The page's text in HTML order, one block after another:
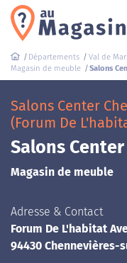
Départements Val de
Magasin de meuble
Salons
Salons Center
(Forum De
Salons Center
Magasin de meuble
Adresse & Contact
Forum De L'habitat
94430 Chennevières-